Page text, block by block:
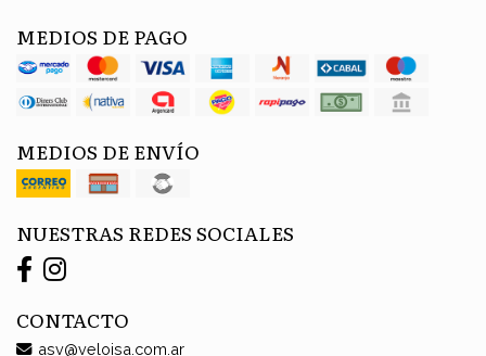
MEDIOS DE PAGO
MEDIOS DE ENVÍO
NUESTRAS REDES SOCIALES
CONTACTO
asv@veloisa.com.ar